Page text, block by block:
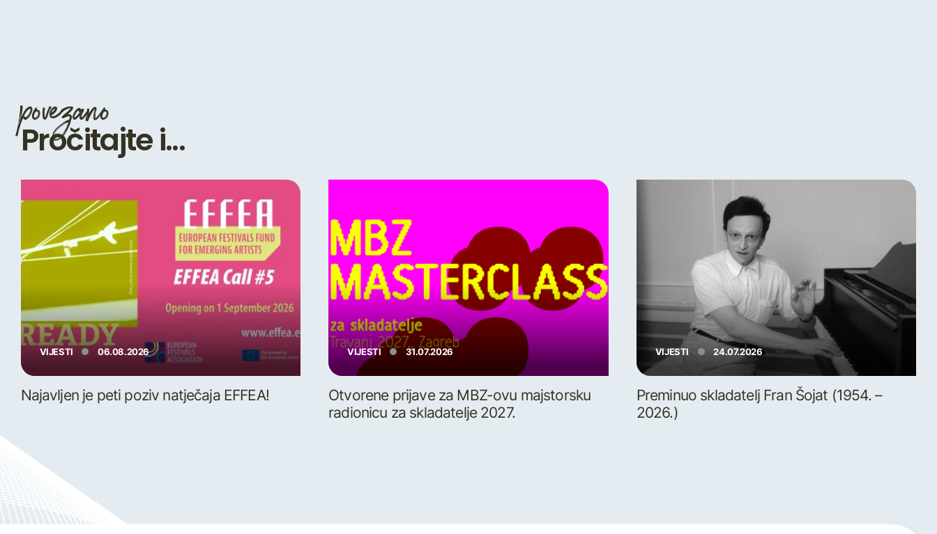
povezano
Pročitajte i...
VIJESTI 06.08.2026
Najavljen je peti poziv natječaja EFFEA!
VIJESTI 31.07.2026
Otvorene prijave za MBZ-ovu majstorsku
radionicu za skladatelje 2027.
VIJESTI 24.07.2026
Preminuo skladatelj Fran Šojat (1954. –
2026.)